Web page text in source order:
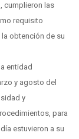
cumplieron las
requisito
obtención de su
entidad
y agosto del
y
para
estuvieron a su